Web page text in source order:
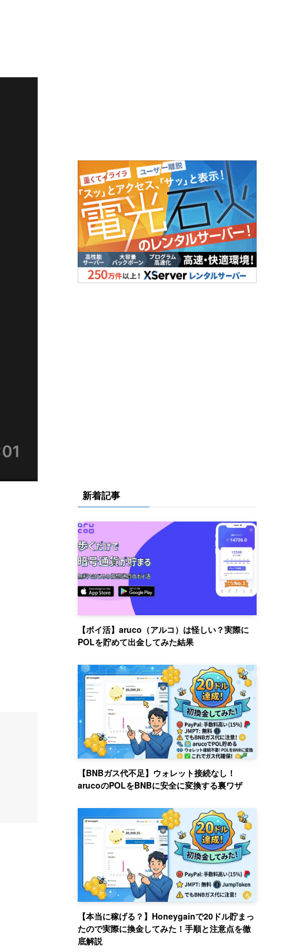
新着記事
【ポイ活】aruco（アルコ）は怪しい？実際に
POLを貯めて出金してみた結果
【BNBガス代不足】ウォレット接続なし！
arucoのPOLをBNBに安全に変換する裏ワザ
【本当に稼げる？】Honeygainで20ドル貯まっ
たので実際に換金してみた！手順と注意点を徹
底解説